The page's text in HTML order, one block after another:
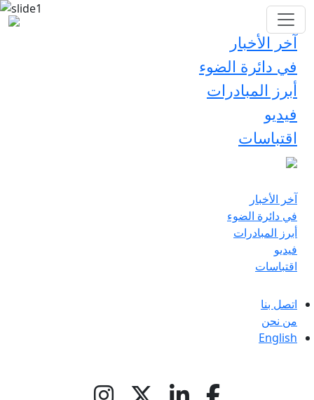
آخر الأخبار
في دائرة الضوء
أبرز المبادرات
فيديو
اقتباسات
آخر الأخبار
في دائرة الضوء
أبرز المبادرات
فيديو
اقتباسات
اتصل بنا
من نحن
English